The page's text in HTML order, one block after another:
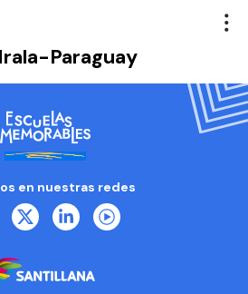
Paraguay
en nuestras redes